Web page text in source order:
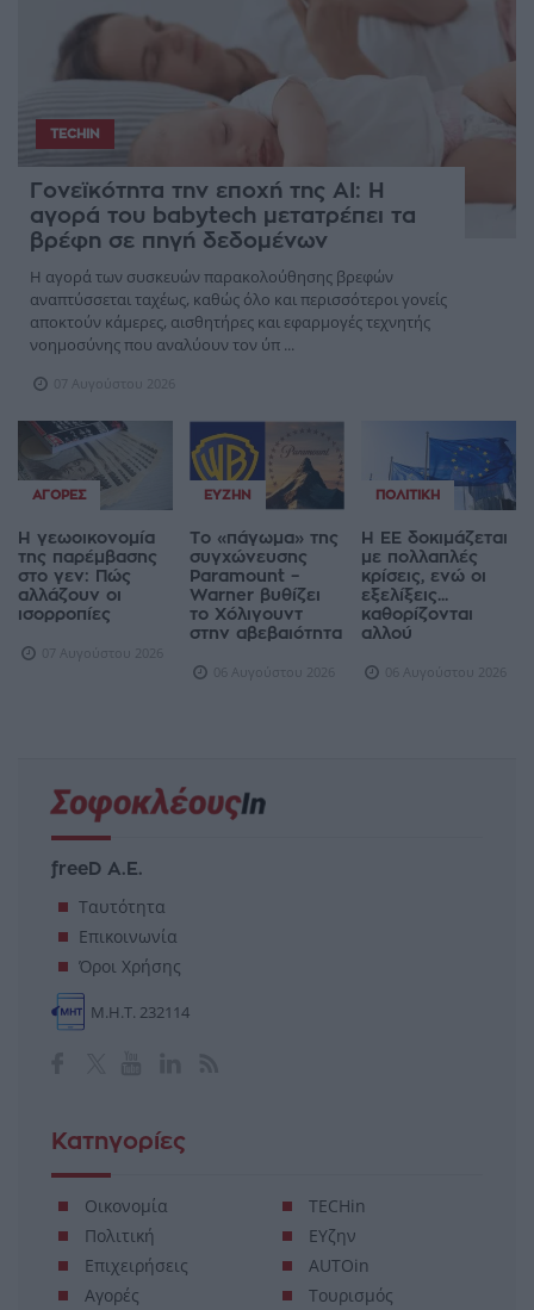
TECHIN
Γονεϊκότητα την εποχή της AI: Η
αγορά του babytech μετατρέπει τα
βρέφη σε πηγή δεδομένων
Η αγορά των συσκευών παρακολούθησης βρεφών
αναπτύσσεται ταχέως, καθώς όλο και περισσότεροι γονείς
αποκτούν κάμερες, αισθητήρες και εφαρμογές τεχνητής
νοημοσύνης που αναλύουν τον ύπ ...
07 Αυγούστου 2026
ΑΓΟΡΈΣ
Η γεωοικονομία
της παρέμβασης
στο γεν: Πώς
αλλάζουν οι
ισορροπίες
07 Αυγούστου 2026
ΕΥΖΗΝ
Το «πάγωμα» της
συγχώνευσης
Paramount –
Warner βυθίζει
το Χόλιγουντ
στην αβεβαιότητα
06 Αυγούστου 2026
ΠΟΛΙΤΙΚΉ
Η ΕΕ δοκιμάζεται
με πολλαπλές
κρίσεις, ενώ οι
εξελίξεις...
καθορίζονται
αλλού
06 Αυγούστου 2026
freeD Α.Ε.
Ταυτότητα
Επικοινωνία
Όροι Χρήσης
Μ.Η.Τ. 232114
Κατηγορίες
Οικονομία
Πολιτική
Επιχειρήσεις
Αγορές
TECHin
ΕΥζην
AUTOin
Τουρισμός